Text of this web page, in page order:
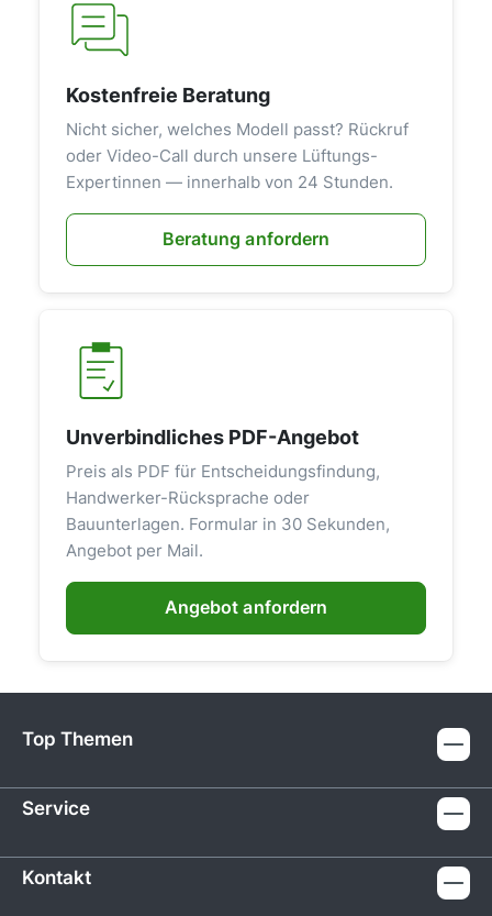
Kostenfreie Beratung
Nicht sicher, welches Modell passt? Rückruf
oder Video-Call durch unsere Lüftungs-
Expertinnen — innerhalb von 24 Stunden.
Beratung anfordern
Unverbindliches PDF-Angebot
Preis als PDF für Entscheidungsfindung,
Handwerker-Rücksprache oder
Bauunterlagen. Formular in 30 Sekunden,
Angebot per Mail.
Angebot anfordern
Top Themen
Service
Kontakt